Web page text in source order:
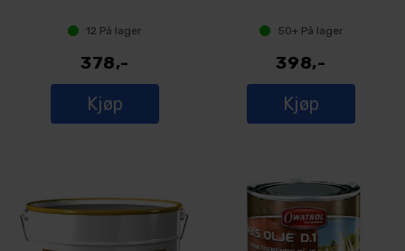
12 På lager
378,-
Kjøp
50+På lager
398,-
Kjøp